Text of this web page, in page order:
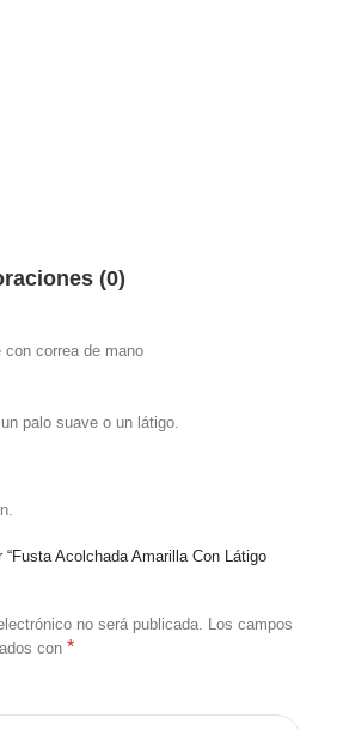
(0)
con correa de mano
palo suave o un látigo.
Acolchada Amarilla Con Látigo
no será publicada. Los campos
con *